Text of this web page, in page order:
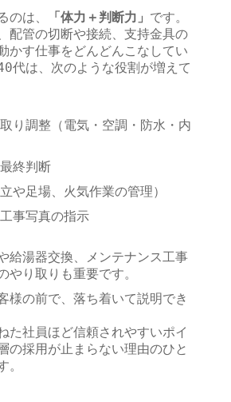
のは、 「体力＋判断力」 です。
配管の切断や接続、支持金具の
かす仕事をどんどんこなしてい
代は、次のような役割が増えて
り調整（電気・空調・防水・内
終判断
や足場、火気作業の管理）
事写真の指示
給湯器交換、メンテナンス工事
やり取りも重要です。
様の前で、落ち着いて説明でき
た社員ほど信頼されやすいポイ
の採用が止まらない理由のひと
。